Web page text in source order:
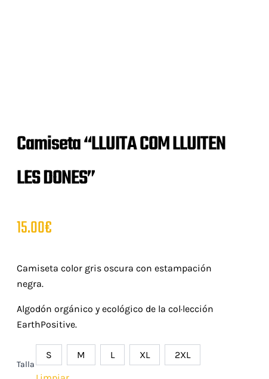
Camiseta “LLUITA COM LLUITEN
LES DONES”
15.00€
Camiseta color gris oscura con estampación
negra.
Algodón orgánico y ecológico de la col·lección
EarthPositive.
Talla
S M L XL 2XL